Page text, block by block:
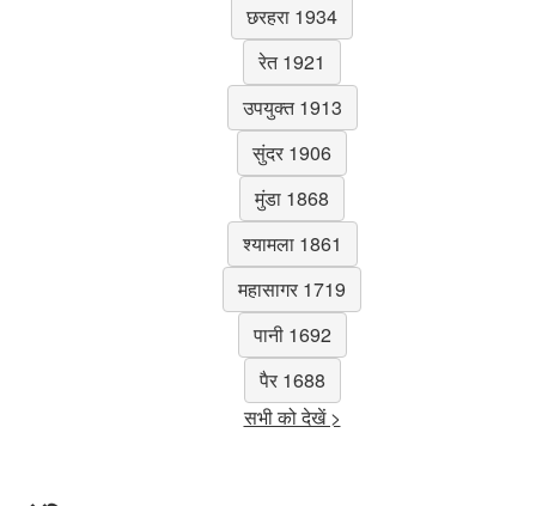
छरहरा 1934
रेत 1921
उपयुक्त 1913
सुंदर 1906
मुंडा 1868
श्यामला 1861
महासागर 1719
पानी 1692
पैर 1688
सभी को देखें >